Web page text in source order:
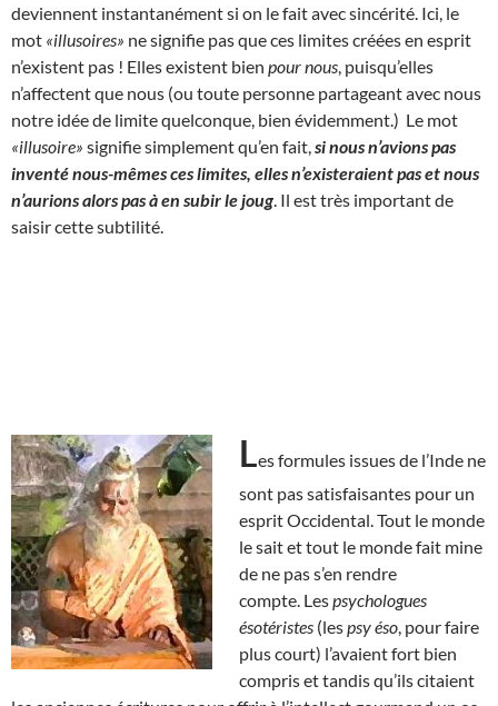
deviennent instantanément si on le fait avec sincérité. Ici, le
mot «illusoires» ne signifie pas que ces limites créées en esprit
n’existent pas ! Elles existent bien pour nous , puisqu’elles
n’affectent que nous (ou toute personne partageant avec nous
notre idée de limite quelconque, bien évidemment.) Le mot
«illusoire» signifie simplement qu’en fait, si nous n’avions pas
inventé nous-mêmes ces limites, elles n’existeraient pas et nous
n’aurions alors pas à en subir le joug . Il est très important de
saisir cette subtilité.
Les formules issues de l’Inde ne
sont pas satisfaisantes pour un
esprit Occidental. Tout le monde
le sait et tout le monde fait mine
de ne pas s’en rendre
compte. Lespsychologues
ésotéristes (lespsy éso , pour faire
plus court) l’avaient fort bien
compris et tandis qu’ils citaient